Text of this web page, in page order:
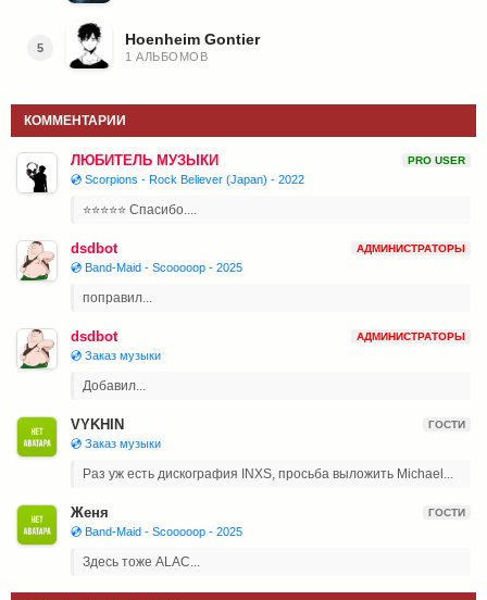
5 Hoenheim Gontier
1 АЛЬБОМОВ
КОММЕНТАРИИ
ЛЮБИТЕЛЬ МУЗЫКИ PRO USER
💿 Scorpions - Rock Believer (Japan) - 2022
⭐⭐⭐⭐⭐ Спасибо....
dsdbot АДМИНИСТРАТОРЫ
💿 Band-Maid - Scooooop - 2025
поправил...
dsdbot АДМИНИСТРАТОРЫ
💿 Заказ музыки
Добавил...
VYKHIN ГОСТИ
💿 Заказ музыки
Раз уж есть дискография INXS, просьба выложить Michael...
Женя ГОСТИ
💿 Band-Maid - Scooooop - 2025
Здесь тоже ALAC...